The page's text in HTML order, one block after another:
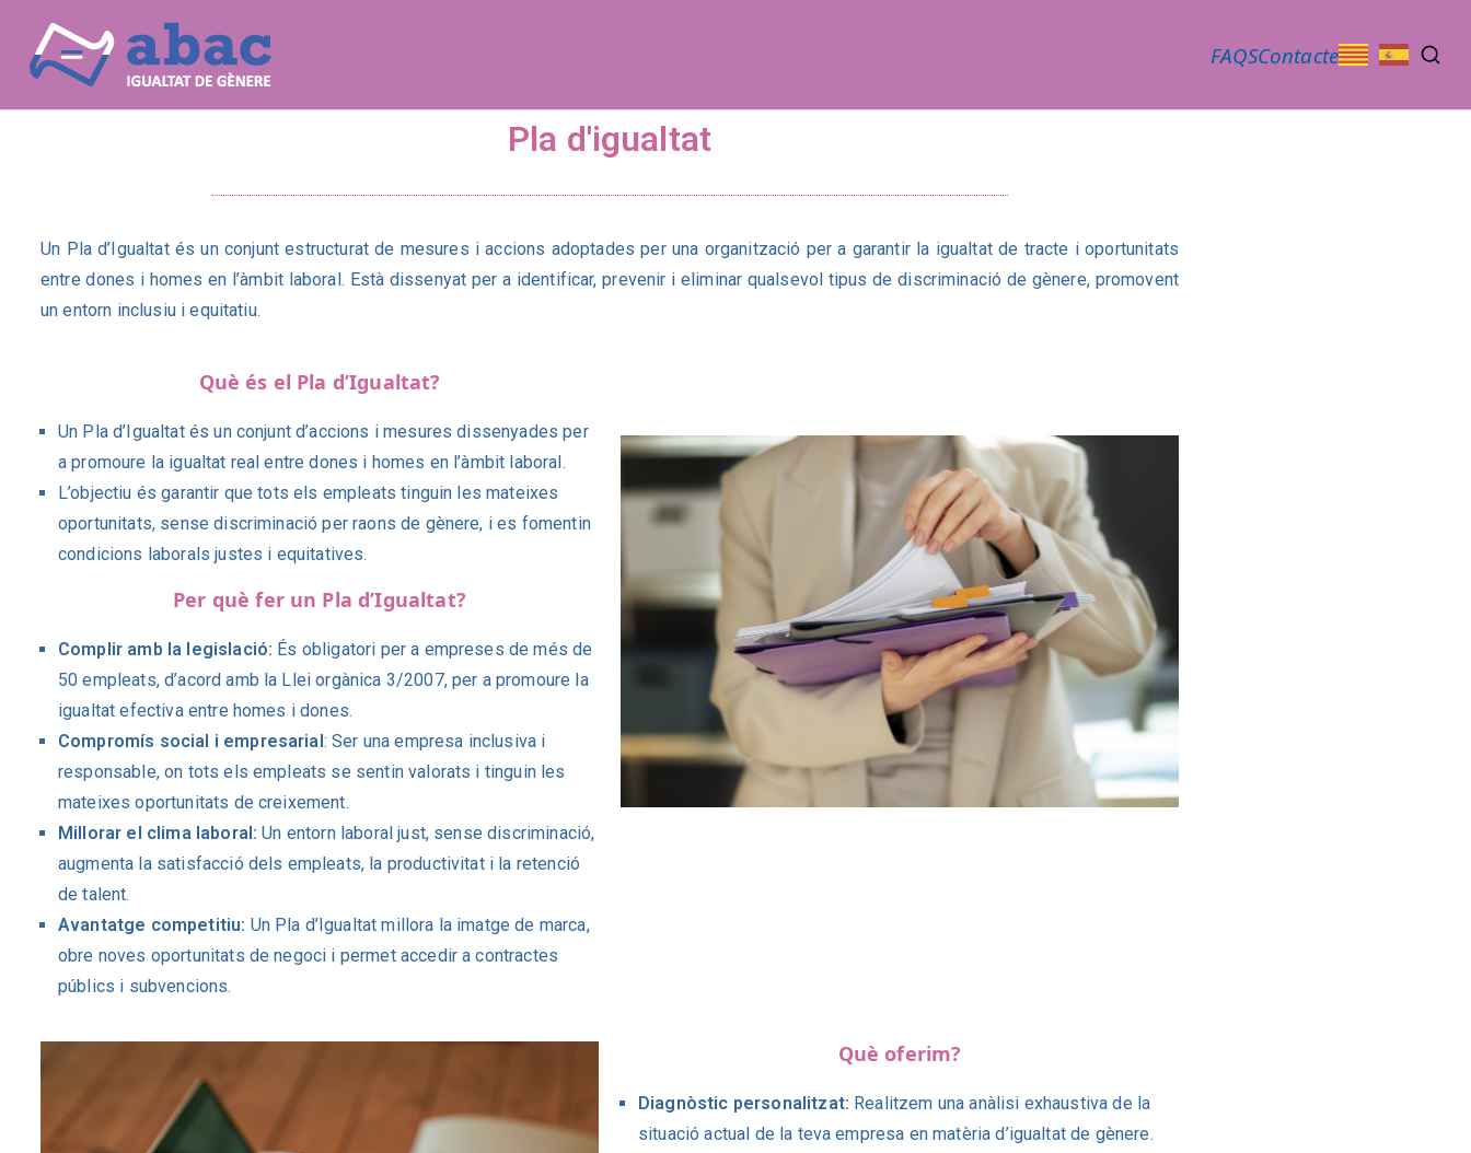
FAQSContacte
Pla d'igualtat
Un Pla d’Igualtat és un conjunt estructurat de mesures i accions adoptades per una organització per a garantir la igualtat de tracte i oportunitats
entre dones i homes en l’àmbit laboral. Està dissenyat per a identificar, prevenir i eliminar qualsevol tipus de discriminació de gènere, promovent
un entorn inclusiu i equitatiu.
Què és el Pla d’Igualtat?
Un Pla d’Igualtat és un conjunt d’accions i mesures dissenyades per
a promoure la igualtat real entre dones i homes en l’àmbit laboral.
L’objectiu és garantir que tots els empleats tinguin les mateixes
oportunitats, sense discriminació per raons de gènere, i es fomentin
condicions laborals justes i equitatives.
Per què fer un Pla d’Igualtat?
Complir amb la legislació: És obligatori per a empreses de més de
50 empleats, d’acord amb la Llei orgànica 3/2007, per a promoure la
igualtat efectiva entre homes i dones.
Compromís social i empresarial: Ser una empresa inclusiva i
responsable, on tots els empleats se sentin valorats i tinguin les
mateixes oportunitats de creixement.
Millorar el clima laboral:Un entorn laboral just, sense discriminació,
augmenta la satisfacció dels empleats, la productivitat i la retenció
de talent.
Avantatge competitiu: Un Pla d’Igualtat millora la imatge de marca,
obre noves oportunitats de negoci i permet accedir a contractes
públics i subvencions.
Què oferim?
Diagnòstic personalitzat: Realitzem una anàlisi exhaustiva de la
situació actual de la teva empresa en matèria d’igualtat de gènere.